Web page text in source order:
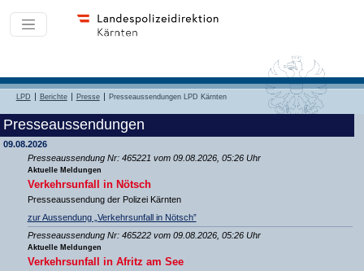
LPD Berichte Presse Presseaussendungen LPD Kärnten
Presseaussendungen
09.08.2026
Presseaussendung Nr: 465221 vom 09.08.2026, 05:26 Uhr
Aktuelle Meldungen
Verkehrsunfall in Nötsch
Presseaussendung der Polizei Kärnten
zur Aussendung „Verkehrsunfall in Nötsch”
Presseaussendung Nr: 465222 vom 09.08.2026, 05:26 Uhr
Aktuelle Meldungen
Verkehrsunfall in Afritz am See